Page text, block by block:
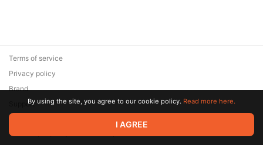
© 2026 Zaya Solutions Limited. All rights reserved. All trademarks
are the property of their respective owners.
Terms of service
Privacy policy
Brand
SupportBy using the site, you agree to our cookie policy. Read more here.
I AGREE